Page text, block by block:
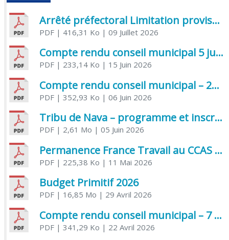
Arrêté préfectoral Limitation provisoire des usages de l’eau
PDF| 416,31 Ko | 09 Juillet 2026
Compte rendu conseil municipal 5 juin 2026 sénatoriale
PDF| 233,14 Ko | 15 Juin 2026
Compte rendu conseil municipal – 21 avril 2026
PDF| 352,93 Ko | 06 Juin 2026
Tribu de Nava – programme et inscriptions été 2026
PDF| 2,61 Mo | 05 Juin 2026
Permanence France Travail au CCAS de Saujon Juin 2026
PDF| 225,38 Ko | 11 Mai 2026
Budget Primitif 2026
PDF| 16,85 Mo | 29 Avril 2026
Compte rendu conseil municipal – 7 avril 2026
PDF| 341,29 Ko | 22 Avril 2026